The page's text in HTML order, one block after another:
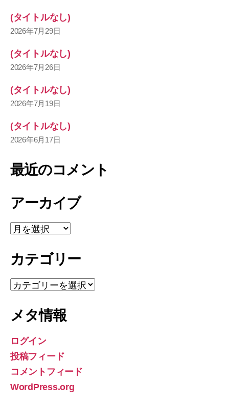
(タイトルなし)
2026年7月29日
(タイトルなし)
2026年7月26日
(タイトルなし)
2026年7月19日
(タイトルなし)
2026年6月17日
最近のコメント
アーカイブ
ア
イ
カテゴリー
カ
リ
メタ情報
ログイン
投稿フィード
コメントフィード
WordPress.org